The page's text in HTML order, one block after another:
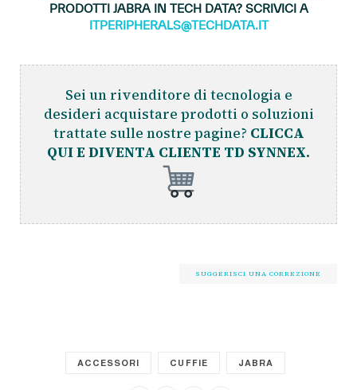
PRODOTTI JABRA IN TECH DATA? SCRIVICI A
ITPERIPHERALS@TECHDATA.IT
Sei un rivenditore di tecnologia e
desideri acquistare prodotti o soluzioni
trattate sulle nostre pagine? CLICCA
QUI E DIVENTA CLIENTE TD SYNNEX.
SUGGERISCI UNA CORREZIONE
ACCESSORI CUFFIE JABRA